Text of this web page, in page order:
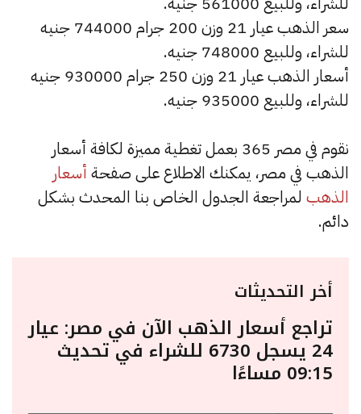
سعر الذهب عيار 21 وزن 200 جرام 744000 جنيه
للشراء، وللبيع 748000 جنيه.
أسعار الذهب عيار 21 وزن 250 جرام 930000 جنيه
للشراء، وللبيع 935000 جنيه.
نقوم في مصر 365 بعمل تغطية مميزة لكافة أسعار
الذهب في مصر، يمكنك الاطلاع على صفحة أسعار
الذهب لمراجعة الجدول الخاص بنا المحدث بشكل
دائم.
أخر التحديثات
تراجع أسعار الذهب الآن في مصر: عيار
24 يسجل 6730 للشراء في تحديث
09:15 مساءًا